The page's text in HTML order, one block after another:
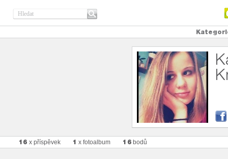
16 x příspěvek 1 x fotoalbum 16 bodů